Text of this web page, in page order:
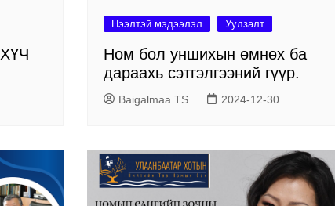
салбар номын сан
дэх салбар номын сан
ЧИНГЭЛТЭЙ ДҮҮРЭГ ДЭХ
САЛБАР НОМЫН САН
Нээлтэй мэдээлэл Уулзалт
Ном бол уншихын өмнөх ба
дараахь сэтгэлгээний гүүр.
Baigalmaa TS. 2024-12-30